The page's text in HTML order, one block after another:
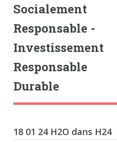
Socialement
Responsable -
Investissement
Responsable
Durable
18 01 24 H2O dans H24